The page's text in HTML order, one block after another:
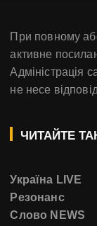
При повному
активне
Адміністрація
не несе
ЧИТАЙТЕ
Україна LIVE
Резонанс
Слово NEWS